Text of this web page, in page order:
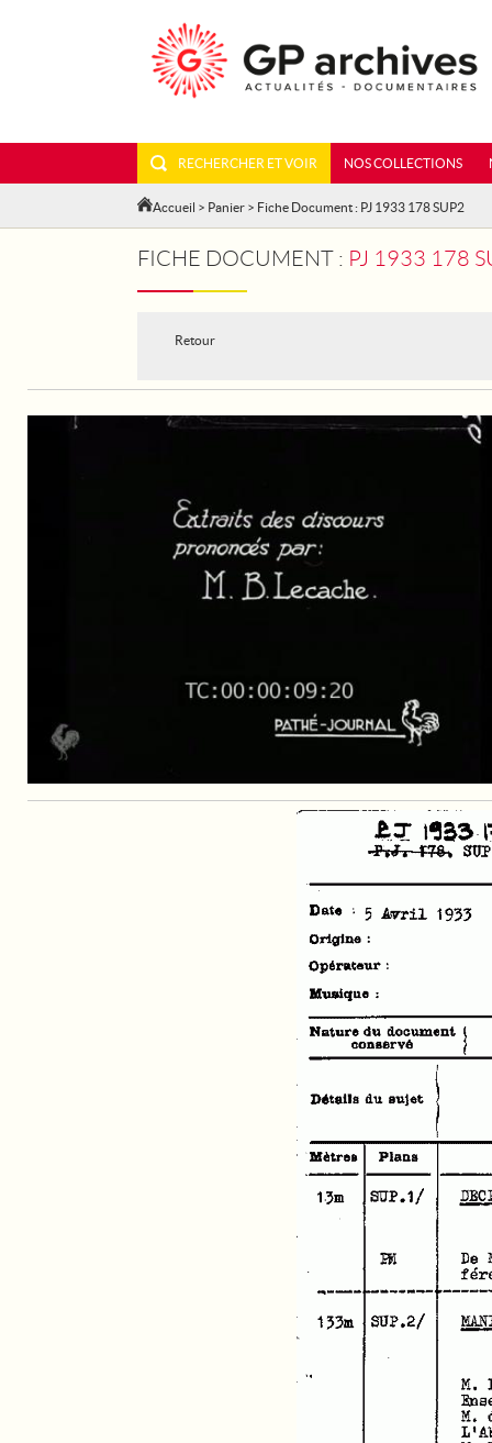
RECHERCHER ET VOIR NOS COLLECTIONS
Accueil > Panier > Fiche Document : PJ 1933 178 SUP2
FICHE DOCUMENT : PJ 1933 178
Retour